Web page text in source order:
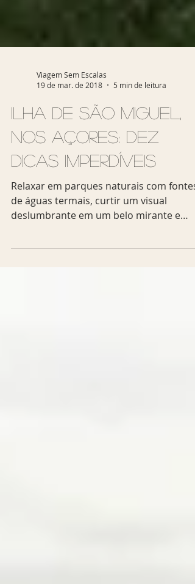
Viagem Sem Escalas
19 de mar. de 2018
5 min de leitura
Ilha de São Miguel,
nos Açores: dez
dicas imperdíveis
Relaxar em parques naturais com fontes
deslumbrante em um belo mirante e